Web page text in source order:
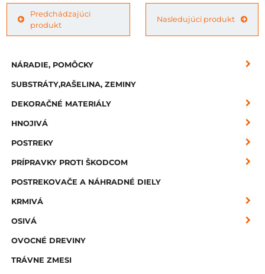
Predchádzajúci
produkt
Nasledujúci produkt
NÁRADIE, POMÔCKY
SUBSTRÁTY,RAŠELINA, ZEMINY
DEKORAČNÉ MATERIÁLY
HNOJIVÁ
POSTREKY
PRÍPRAVKY PROTI ŠKODCOM
POSTREKOVAČE A NÁHRADNÉ DIELY
KRMIVÁ
OSIVÁ
OVOCNÉ DREVINY
TRÁVNE ZMESI